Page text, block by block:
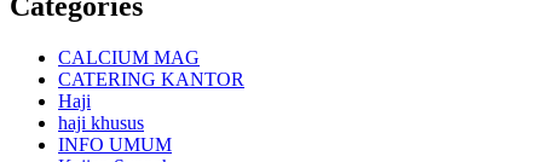
CALCIUM MAG
CATERING KANTOR
Haji
haji khusus
INFO UMUM